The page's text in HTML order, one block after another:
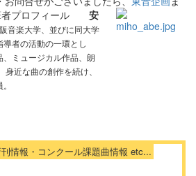
者プロフィール 安
音楽大学、並びに同大学
者の活動の一環とし
ミュージカル作品、朗
近な曲の創作を続け、
情報・コンクール課題曲情報 etc...